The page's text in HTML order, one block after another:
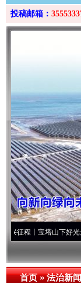
投稿邮箱：
宝塔山下好光景..·[视频]
首页»法治新闻